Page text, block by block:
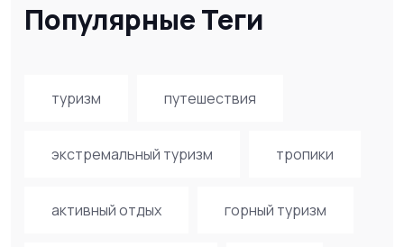
Популярные Теги
туризм путешествия
экстремальный туризм тропики
активный отдых горный туризм